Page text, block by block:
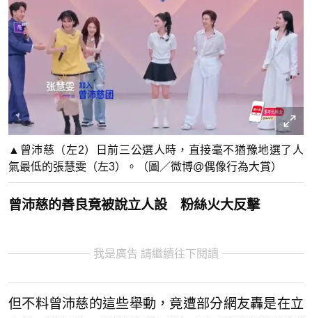
▲曾沛慈（左2）日前三公選人時，直接毫不猶豫地選了人
氣最低的張慧雯（左3）。（圖／微博@偶像行為大賞）
曾沛慈的善良竟被說立人設 粉絲火大反擊
我是廣告 請繼續往下閱讀
但不料曾沛慈的這些舉動，竟遭部分網友轟是在立